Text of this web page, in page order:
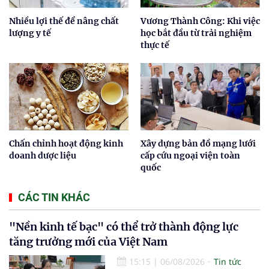
Nhiều lợi thế để nâng chất
lượng y tế
Vương Thành Công: Khi việc
học bắt đầu từ trải nghiệm
thực tế
Chấn chỉnh hoạt động kinh
doanh dược liệu
Xây dựng bản đồ mạng lưới
cấp cứu ngoại viện toàn
quốc
CÁC TIN KHÁC
"Nền kinh tế bạc" có thể trở thành động lực
tăng trưởng mới của Việt Nam
15:15 | 06/08/2026 Tin tức